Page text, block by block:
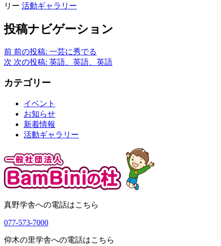
リー 活動ギャラリー
投稿ナビゲーション
前 前の投稿: 一芸に秀でる
次 次の投稿: 英語、英語、英語
カテゴリー
イベント
お知らせ
新着情報
活動ギャラリー
真野学舎への電話はこちら
077-573-7000
仰木の里学舎への電話はこちら